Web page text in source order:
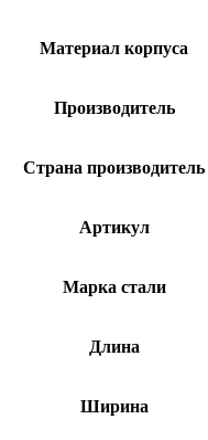
Материал корпуса
Производитель
Страна производитель
Артикул
Марка стали
Длина
Ширина